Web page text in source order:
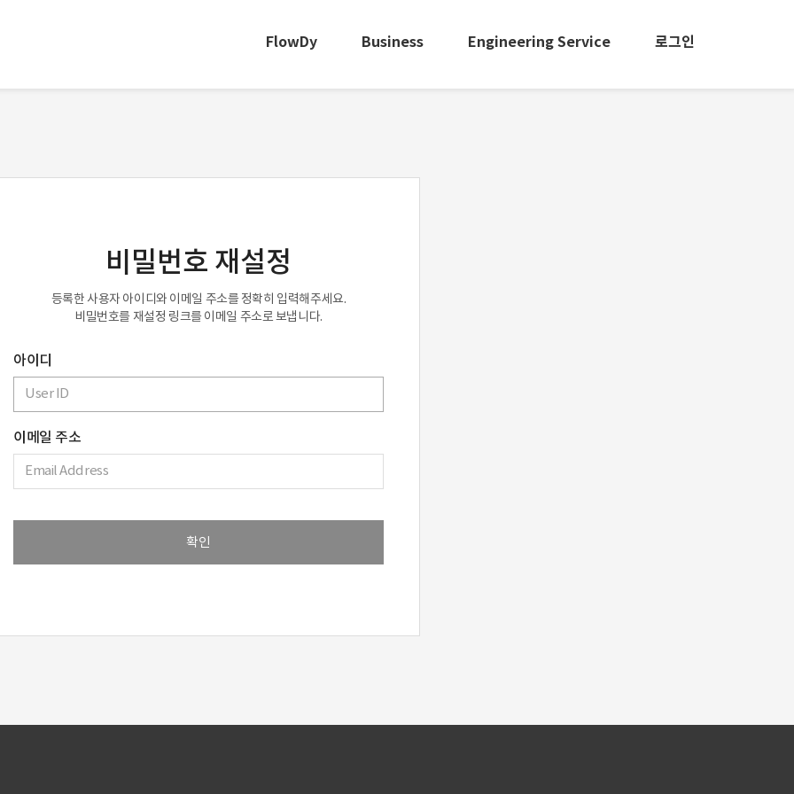
FlowDy Business Engineering Service 로그인
비밀번호 재설정
등록한 사용자 아이디와 이메일 주소를 정확히 입력해주세요.
비밀번호를 재설정 링크를 이메일 주소로 보냅니다.
아이디
이메일 주소
확인